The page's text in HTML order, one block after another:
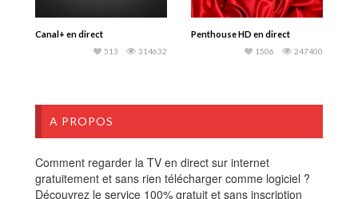
Canal+ en direct
314632
513
Penthouse HD en direct
247400
1506
A PROPOS
Comment regarder la TV en direct sur internet
gratuitement et sans rien télécharger comme logiciel ?
Découvrez le service 100% gratuit et sans inscription